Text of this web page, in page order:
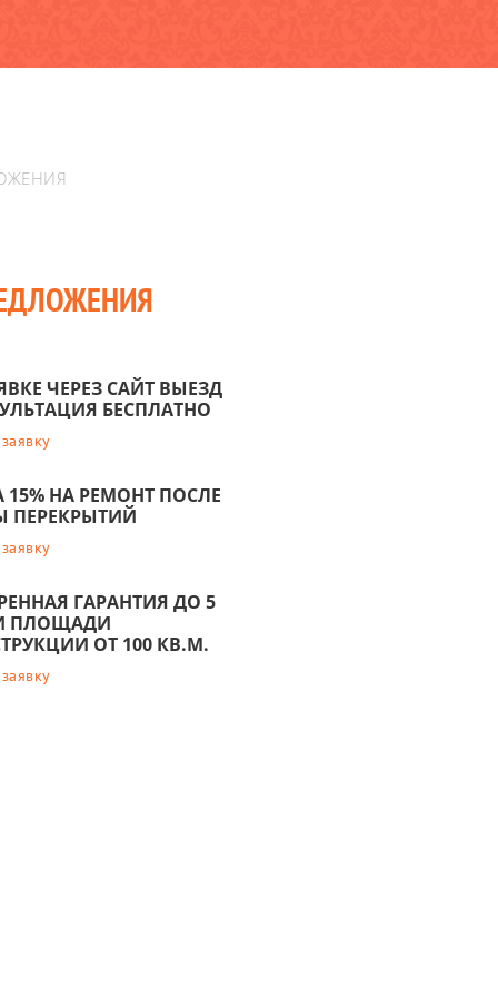
ЧЕРЕЗ САЙТ ВЫЕЗД
БЕСПЛАТНО
15% НА РЕМОНТ ПОСЛЕ
ПЕРЕКРЫТИЙ
ГАРАНТИЯ ДО 5
ПЛОЩАДИ
ОТ 100 КВ.М.